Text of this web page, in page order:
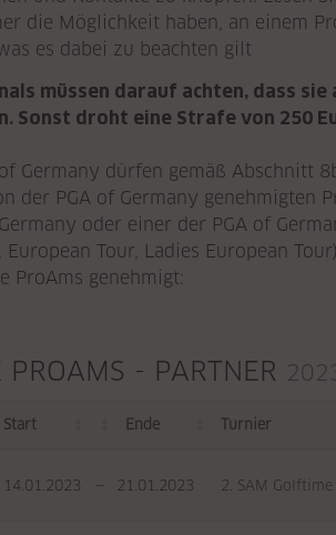
die Möglichkeit haben, an einem
es dabei zu beachten gilt
müssen darauf achten, dass
Sonst droht eine Strafe von 250
Germany dürfen gemäß Abschnitt
der PGA of Germany genehmigten
oder einer der PGA of
European Tour, Ladies European
ProAms genehmigt:
PROAMS - PARTNER
Start Ende Turnier
14.01.2023 — 21.01.2023 2. SAM